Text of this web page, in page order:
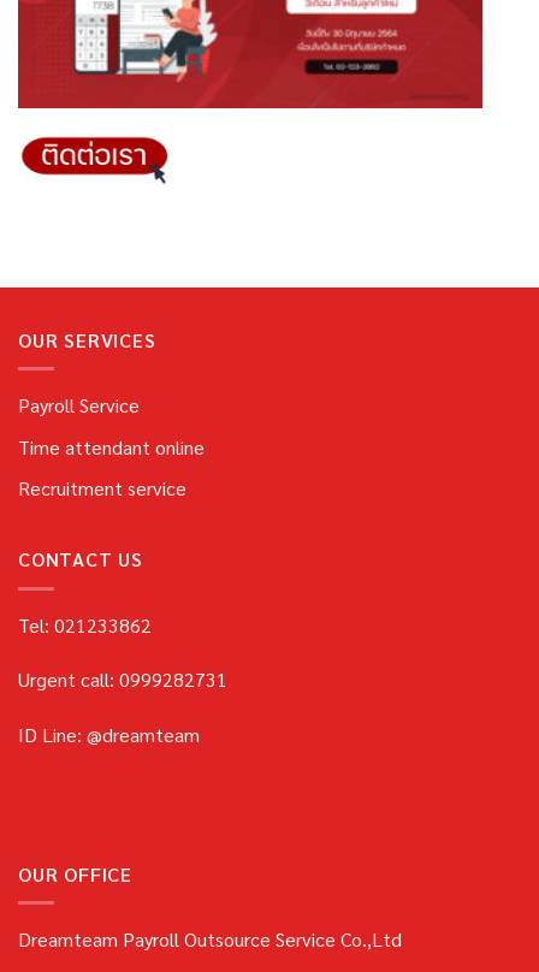
OUR SERVICES
Payroll Service
Time attendant online
Recruitment service
CONTACT US
Tel: 021233862
Urgent call: 0999282731
ID Line: @dreamteam
OUR OFFICE
Dreamteam Payroll Outsource Service Co.,Ltd